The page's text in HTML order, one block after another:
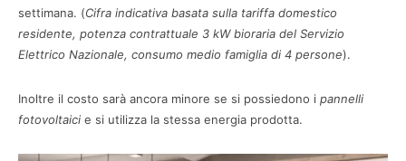
settimana. (Cifra indicativa basata sulla tariffa domestico
residente, potenza contrattuale 3 kW bioraria del Servizio
Elettrico Nazionale, consumo medio famiglia di 4 persone).
Inoltre il costo sarà ancora minore se si possiedono i pannelli
fotovoltaici e si utilizza la stessa energia prodotta.